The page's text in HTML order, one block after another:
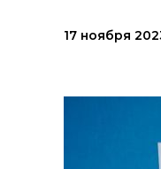
17 ноября